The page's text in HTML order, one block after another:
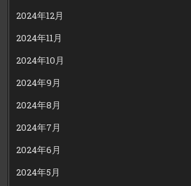
2024年12月
2024年11月
2024年10月
2024年9月
2024年8月
2024年7月
2024年6月
2024年5月